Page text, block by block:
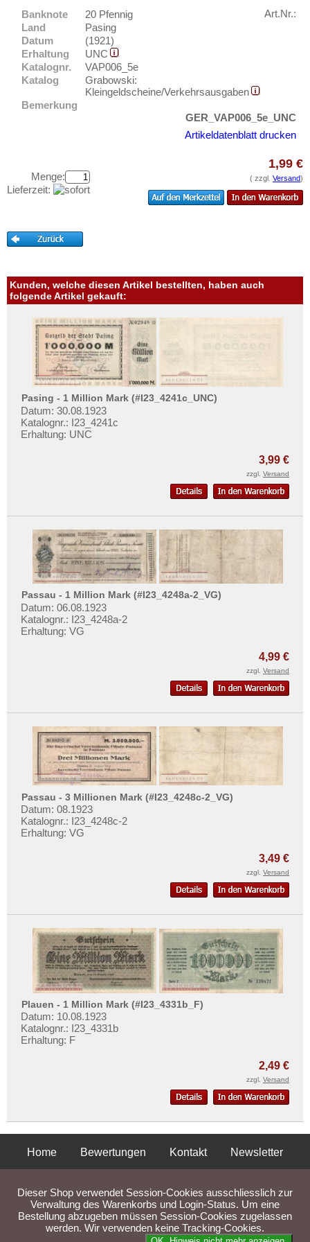
Pförten
Pforzheim
Pfullendorf
Philippsthal
Pirna
Plauen
Plön
Poppenbüttel
Posen
Potsdam
Preetz
Pretzsch
Prien
Pries-Friedrichsort
Priesdorf
Pritzwalk
Przyschetz
Putbus
Pyritz
Pyrmont
Orte mit Q...
Orte mit R...
Orte mit W...
Orte mit X...
Orte mit Z...
Testbanknoten
Banknotenbriefe
Kataloge
Aufbewahrung
Informationen
Erhaltungsgrade
FAQ
Mehr über...
Zahlungsbedingungen
Privatsphäre und Datenschutz
Widerrufsbelehrung
Liefer- und Versandkosten
AGB
Banknote
20 Pfennig
Land
Pasing
Datum
(1921)
Erhaltung
UNC
Katalognr.
VAP006_5e
Katalog
Grabowski:
Kleingeldscheine/Verkehrsausgaben
Bemerkung
Art.Nr.:
GER_VAP006_5e_UNC
Artikeldatenblatt drucken
Menge:
Lieferzeit:
1,99 €
( zzgl. Versand)
Kunden, welche diesen Artikel bestellten, haben auch
folgende Artikel gekauft:
Pasing - 1 Million Mark (#I23_4241c_UNC)
Datum: 30.08.1923
Katalognr.: I23_4241c
Erhaltung: UNC
3,99 €
zzgl. Versand
Passau - 1 Million Mark (#I23_4248a-2_VG)
Datum: 06.08.1923
Katalognr.: I23_4248a-2
Erhaltung: VG
4,99 €
zzgl. Versand
Passau - 3 Millionen Mark (#I23_4248c-2_VG)
Datum: 08.1923
Katalognr.: I23_4248c-2
Erhaltung: VG
3,49 €
zzgl. Versand
Plauen - 1 Million Mark (#I23_4331b_F)
Datum: 10.08.1923
Katalognr.: I23_4331b
Erhaltung: F
2,49 €
zzgl. Versand
Home Bewertungen Kontakt
Newsletter
Liefer- und Versandkosten
Dieser Shop verwendet Session-Cookies ausschliesslich zur
Verwaltung des Warenkorbs und Login-Status. Um eine
Bestellung abzugeben müssen Session-Cookies zugelassen
werden. Wir verwenden keine Tracking-Cookies.